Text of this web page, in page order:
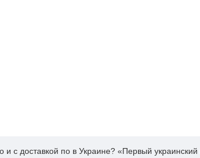
с доставкой по в Украине? «Первый